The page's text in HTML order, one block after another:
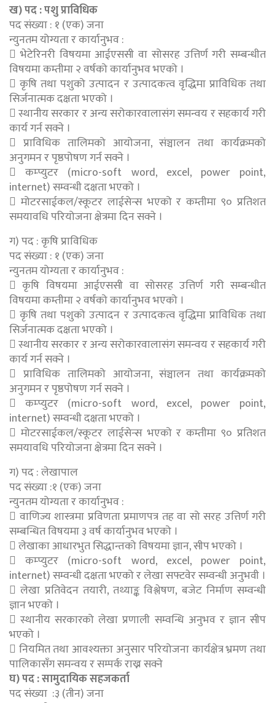
ख) पद : पशु प्राविधिक
पद संख्या : १ (एक) जना
न्युनतम योग्यता र कार्यानुभव :
 भेटेरिनरी विषयमा आईएससी वा सोसरह उत्तिर्ण गरी सम्बन्धीत
विषयमा कम्तीमा २ वर्षको कार्यानुभव भएको ।
 कृषि तथा पशुको उत्पादन र उत्पादकत्व वृद्धिमा प्राविधिक तथा
सिर्जनात्मक दक्षता भएको ।
 स्थानीय सरकार र अन्य सरोकारवालासंग समन्वय र सहकार्य गरी
कार्य गर्न सक्ने ।
 प्राविधिक तालिमको आयोजना, संञ्चालन तथा कार्यक्रमको
अनुगमन र पृष्ठपोषण गर्न सक्ने ।
 कम्प्युटर (micro-soft word, excel, power point,
internet) सम्वन्धी दक्षता भएको ।
 मोटरसाईकल/स्कूटर लाईसेन्स भएको र कम्तीमा ९० प्रतिशत
समयावधि परियोजना क्षेत्रमा दिन सक्ने ।
ग) पद : कृषि प्राविधिक
पद संख्या : १ (एक) जना
न्युनतम योग्यता र कार्यानुभव :
 कृषि विषयमा आईएससी वा सोसरह उत्तिर्ण गरी सम्बन्धीत
विषयमा कम्तीमा २ वर्षको कार्यानुभव भएको ।
 कृषि तथा पशुको उत्पादन र उत्पादकत्व वृद्धिमा प्राविधिक तथा
सिर्जनात्मक दक्षता भएको ।
 स्थानीय सरकार र अन्य सरोकारवालासंग समन्वय र सहकार्य गरी
कार्य गर्न सक्ने ।
 प्राविधिक तालिमको आयोजना, संञ्चालन तथा कार्यक्रमको
अनुगमन र पृष्ठपोषण गर्न सक्ने ।
 कम्प्युटर (micro-soft word, excel, power point,
internet) सम्वन्धी दक्षता भएको ।
 मोटरसाईकल/स्कूटर लाईसेन्स भएको र कम्तीमा ९० प्रतिशत
समयावधि परियोजना क्षेत्रमा दिन सक्ने ।
ग) पद : लेखापाल
पद संख्या :१ (एक) जना
न्युनतम योग्यता र कार्यानुभव :
 वाणिज्य शास्त्रमा प्रविणता प्रमाणपत्र तह वा सो सरह उत्तिर्ण गरी
सम्बन्धित विषयमा ३ वर्ष कार्यानुभव भएको ।
 लेखाका आधारभुत सिद्धान्तको विषयमा ज्ञान, सीप भएको ।
 कम्प्युटर (micro-soft word, excel, power point,
internet) सम्वन्धी दक्षता भएको र लेखा सफ्टवेर सम्वन्धी अनुभवी ।
 लेखा प्रतिवेदन तयारी, तथ्याङ्क विश्लेषण, बजेट निर्माण सम्वन्धी
ज्ञान भएको ।
 स्थानीय सरकारको लेखा प्रणाली सम्वन्धि अनुभव र ज्ञान सीप
भएको ।
 नियमित तथा आवश्यक्ता अनुसार परियोजना कार्यक्षेत्र भ्रमण तथा
पालिकासँग समन्वय र सम्पर्क राख्न सक्ने
घ) पद : सामुदायिक सहजकर्ता
पद संख्या :३ (तीन) जना